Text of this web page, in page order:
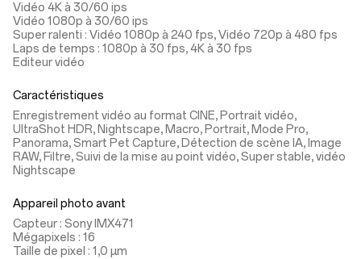
Vidéo 4K à 30/60 ips
Vidéo 1080p à 30/60 ips
Super ralenti : Vidéo 1080p à 240 fps, Vidéo 720p à 480 fps
Laps de temps : 1080p à 30 fps, 4K à 30 fps
Editeur vidéo
Caractéristiques
Enregistrement vidéo au format CINE, Portrait vidéo,
UltraShot HDR, Nightscape, Macro, Portrait, Mode Pro,
Panorama, Smart Pet Capture, Détection de scène IA, Image
RAW, Filtre, Suivi de la mise au point vidéo, Super stable, vidéo
Nightscape
Appareil photo avant
Capteur : Sony IMX471
Mégapixels : 16
Taille de pixel : 1,0 µm